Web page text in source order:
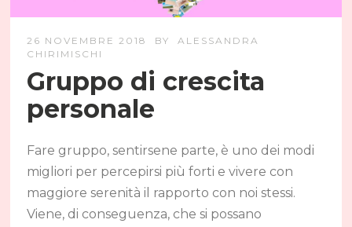
26 NOVEMBRE 2018 BY
ALESSANDRA
CHIRIMISCHI
Gruppo di crescita
personale
Fare gruppo, sentirsene parte, è uno dei modi
migliori per percepirsi più forti e vivere con
maggiore serenità il rapporto con noi stessi.
Viene, di conseguenza, che si possano